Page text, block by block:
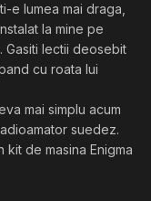
e lumea mai draga,
la mine pe
Gasiti lectii deosebit
cu roata lui
mai simplu acum
suedez.
de masina Enigma